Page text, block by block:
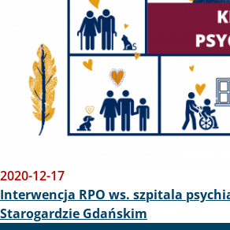
2020-12-17
Interwencja RPO ws. szpitala
Starogardzie Gdańskim